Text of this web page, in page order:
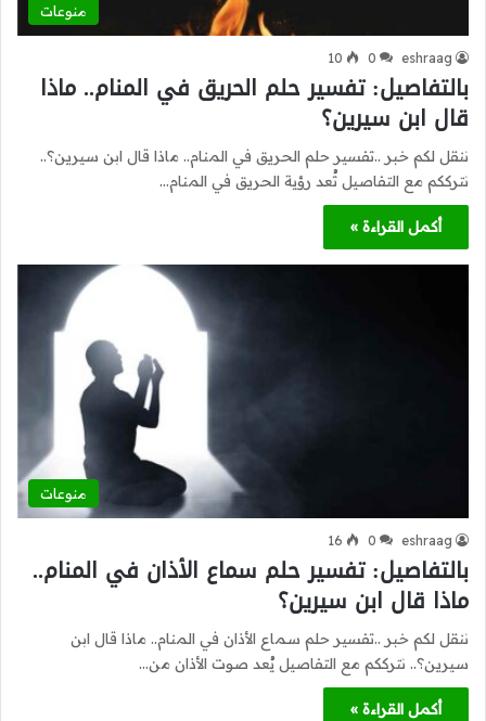
منوعات
eshraag
0
10
بالتفاصيل: تفسير حلم الحريق في المنام.. ماذا
قال ابن سيرين؟
ننقل لكم خبر ..تفسير حلم الحريق في المنام.. ماذا قال ابن سيرين؟..
نترككم مع التفاصيل تُعد رؤية الحريق في المنام…
أكمل القراءة »
منوعات
eshraag
0
16
بالتفاصيل: تفسير حلم سماع الأذان في المنام..
ماذا قال ابن سيرين؟
ننقل لكم خبر ..تفسير حلم سماع الأذان في المنام.. ماذا قال ابن
سيرين؟.. نترككم مع التفاصيل يُعد صوت الأذان من…
أكمل القراءة »